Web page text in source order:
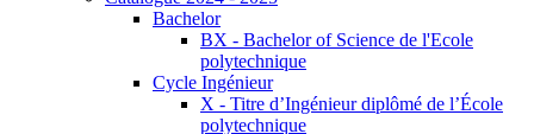
Bachelor
BX - Bachelor of Science de l'Ecole
polytechnique
Cycle Ingénieur
X - Titre d’Ingénieur diplômé de l’École
polytechnique